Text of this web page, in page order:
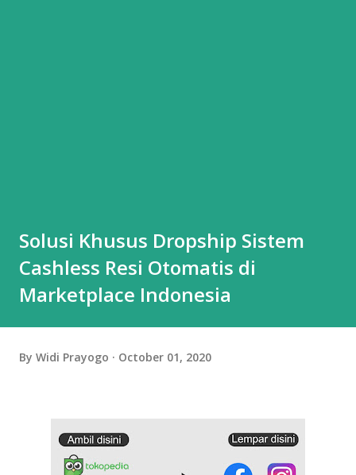
Solusi Khusus Dropship Sistem
Cashless Resi Otomatis di
Marketplace Indonesia
By Widi Prayogo October 01, 2020